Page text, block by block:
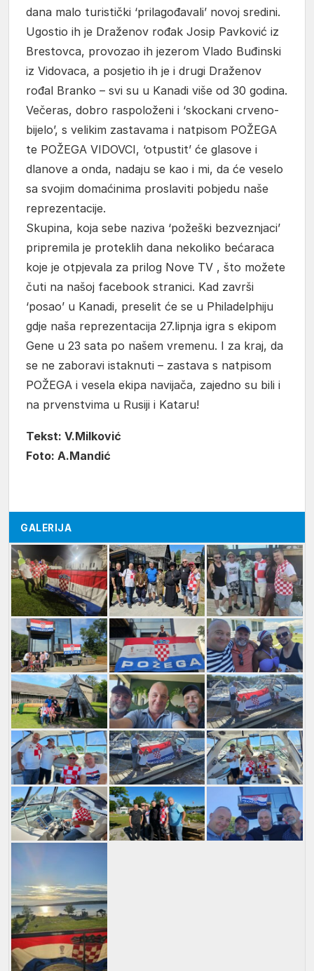
dana malo turistički ‘prilagođavali’ novoj sredini.
Ugostio ih je Draženov rođak Josip Pavković iz
Brestovca, provozao ih jezerom Vlado Buđinski
iz Vidovaca, a posjetio ih je i drugi Draženov
rođal Branko – svi su u Kanadi više od 30 godina.
Večeras, dobro raspoloženi i ‘skockani crveno-
bijelo’, s velikim zastavama i natpisom POŽEGA
te POŽEGA VIDOVCI, ‘otpustit’ će glasove i
dlanove a onda, nadaju se kao i mi, da će veselo
sa svojim domaćinima proslaviti pobjedu naše
reprezentacije.
Skupina, koja sebe naziva ‘požeški bezveznjaci’
pripremila je proteklih dana nekoliko bećaraca
koje je otpjevala za prilog Nove TV , što možete
čuti na našoj facebook stranici. Kad završi
‘posao’ u Kanadi, preselit će se u Philadelphiju
gdje naša reprezentacija 27.lipnja igra s ekipom
Gene u 23 sata po našem vremenu. I za kraj, da
se ne zaboravi istaknuti – zastava s natpisom
POŽEGA i vesela ekipa navijača, zajedno su bili i
na prvenstvima u Rusiji i Kataru!
Tekst: V.Milković
Foto: A.Mandić
GALERIJA